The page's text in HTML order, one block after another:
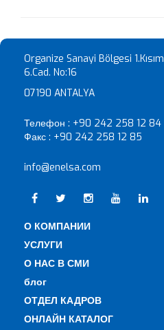
Organize Sanayi Bölgesi 1.Kısım
6.Cad. No:16
07190 ANTALYA
Телефон : +90 242 258 12 84
Факс : +90 242 258 12 85
info@enelsa.com
О КОМПАНИИ
УСЛУГИ
О НАС В СМИ
блог
ОТДЕЛ КАДРОВ
ОНЛАЙН КАТАЛОГ